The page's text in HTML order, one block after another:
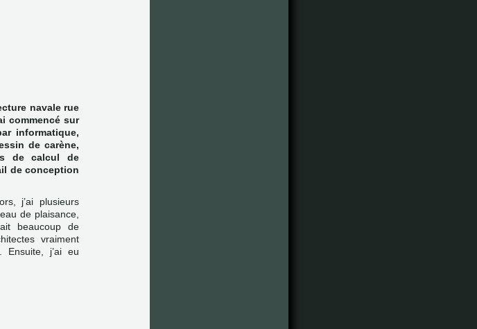
navale rue
commencé sur
informatique,
de carène,
de calcul de
de conception
j’ai plusieurs
de plaisance,
beaucoup de
vraiment
Ensuite, j’ai eu